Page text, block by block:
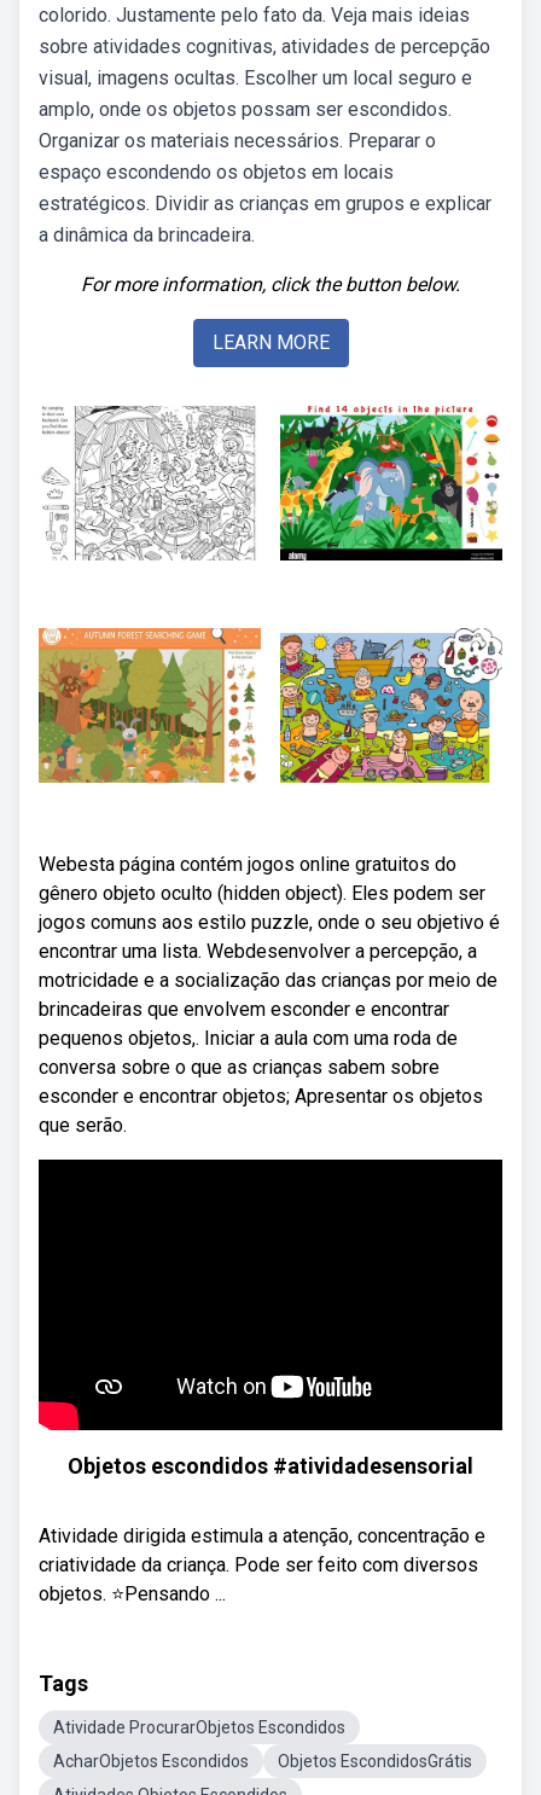
colorido. Justamente pelo fato da. Veja mais ideias
sobre atividades cognitivas, atividades de percepção
visual, imagens ocultas. Escolher um local seguro e
amplo, onde os objetos possam ser escondidos.
Organizar os materiais necessários. Preparar o
espaço escondendo os objetos em locais
estratégicos. Dividir as crianças em grupos e explicar
a dinâmica da brincadeira.
For more information, click the button below.
LEARN MORE
Webesta página contém jogos online gratuitos do
gênero objeto oculto (hidden object). Eles podem ser
jogos comuns aos estilo puzzle, onde o seu objetivo é
encontrar uma lista. Webdesenvolver a percepção, a
motricidade e a socialização das crianças por meio de
brincadeiras que envolvem esconder e encontrar
pequenos objetos,. Iniciar a aula com uma roda de
conversa sobre o que as crianças sabem sobre
esconder e encontrar objetos; Apresentar os objetos
que serão.
Objetos escondidos #atividadesensorial
Atividade dirigida estimula a atenção, concentração e
criatividade da criança. Pode ser feito com diversos
objetos. ⭐Pensando ...
Tags
Atividade ProcurarObjetos Escondidos
AcharObjetos Escondidos
Objetos EscondidosGrátis